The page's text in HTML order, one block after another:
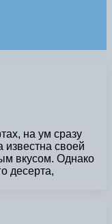
на ум сразу
своей
вкусом. Однако
десерта,